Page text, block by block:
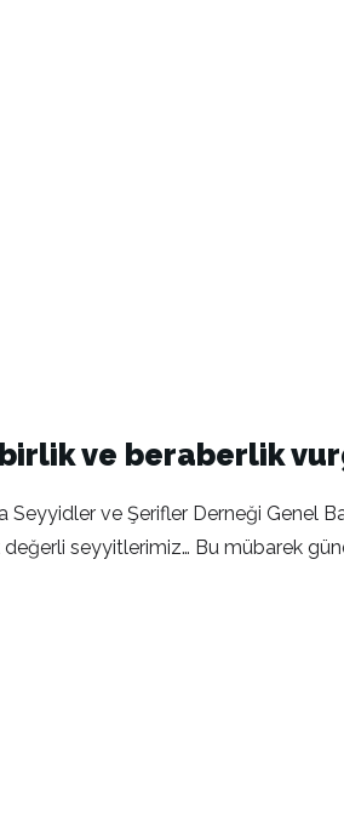
ve beraberlik
Seyyidler ve Şerifler Derneği Genel
seyyitlerimiz… Bu mübarek